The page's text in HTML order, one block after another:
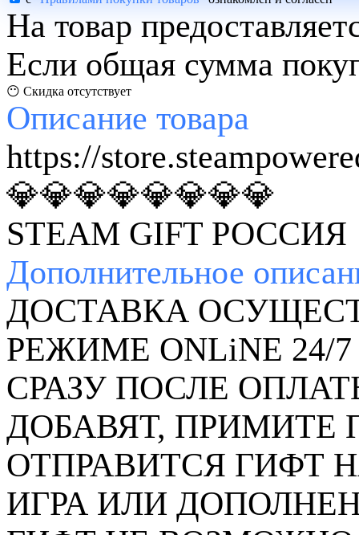
На товар
Если общая сумма
😶 Скидка отсутствует
Описание товара
https://
💎💎💎💎💎💎💎💎
STEAM GIFT РОССИЯ
Дополнительное
ДОСТАВКА
РЕЖИМЕ ONLiNE 24/7
СРАЗУ ПОСЛЕ
ДОБАВЯТ, ПРИМИТЕ
ОТПРАВИТСЯ ГИФТ
ИГРА ИЛИ